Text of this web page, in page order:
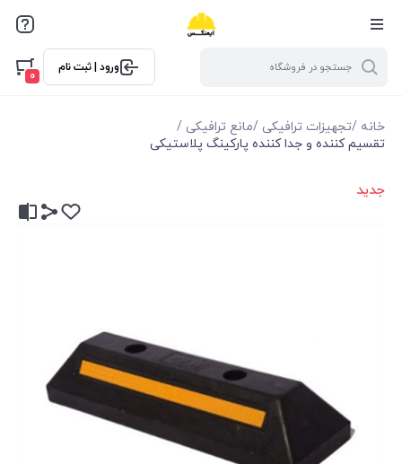
ورود | ثبت نام
0
خانه /تجهیزات ترافیکی /مانع ترافیکی /
تقسیم کننده و جدا کننده پارکینگ پلاستیکی
جدید